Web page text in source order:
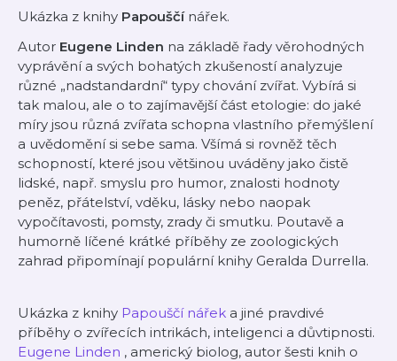
Ukázka z knihy Papouščí nářek.
Autor Eugene Linden na základě řady věrohodných
vyprávění a svých bohatých zkušeností analyzuje
různé „nadstandardní“ typy chování zvířat. Vybírá si
tak malou, ale o to zajímavější část etologie: do jaké
míry jsou různá zvířata schopna vlastního přemýšlení
a uvědomění si sebe sama. Všímá si rovněž těch
schopností, které jsou většinou uváděny jako čistě
lidské, např. smyslu pro humor, znalosti hodnoty
peněz, přátelství, vděku, lásky nebo naopak
vypočítavosti, pomsty, zrady či smutku. Poutavě a
humorně líčené krátké příběhy ze zoologických
zahrad připomínají populární knihy Geralda Durrella.
Ukázka z knihy Papouščí nářek a jiné pravdivé
příběhy o zvířecích intrikách, inteligenci a důvtipnosti.
Eugene Linden , americký biolog, autor šesti knih o